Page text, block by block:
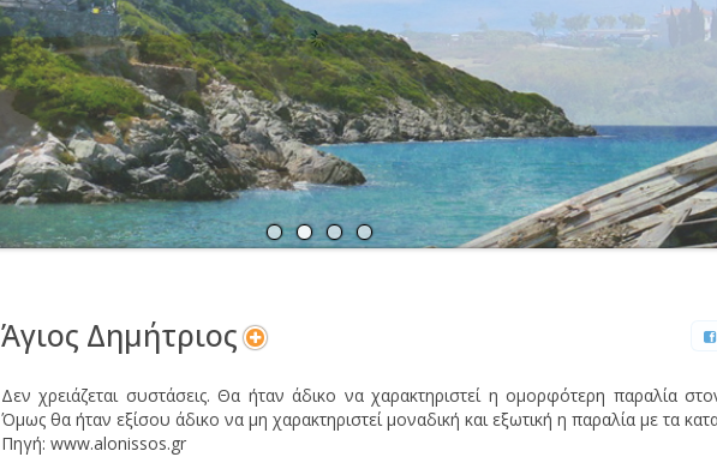
Άγιος Δημήτριος
Δεν χρειάζεται συστάσεις. Θα ήταν άδικο να χαρακτηριστεί η ομορφότερη παραλία
Όμως θα ήταν εξίσου άδικο να μη χαρακτηριστεί μοναδική και εξωτική η παραλία με τα
Πηγή: www.alonissos.gr